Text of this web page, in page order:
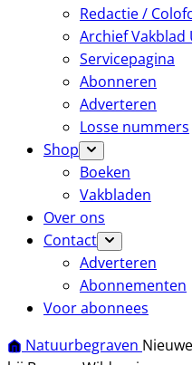
Redactie /
Archief Vakblad
Servicepagina
Abonneren
Adverteren
Losse nummers
Shop
Boeken
Vakbladen
Over ons
Contact
Adverteren
Abonnementen
Voor abonnees
Natuurbegraven